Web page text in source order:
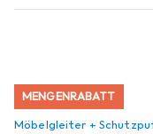
MENGENRABATT
Möbelgleiter +